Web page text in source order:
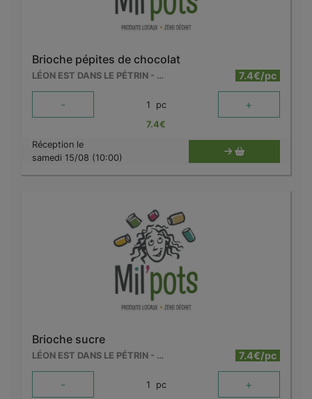
Brioche pépites de chocolat
LÉON EST DANS LE PÉTRIN - MOUSCRON 7.4€/pc
- 1 pc +
7.4€
Réception le
samedi 15/08 (10:00)
Brioche sucre
LÉON EST DANS LE PÉTRIN - MOUSCRON 7.4€/pc
- 1 pc +